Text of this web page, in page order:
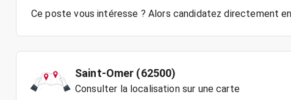
Ce poste vous intéresse ? Alors candidatez directement
Saint-Omer (62500)
Consulter la localisation sur une carte